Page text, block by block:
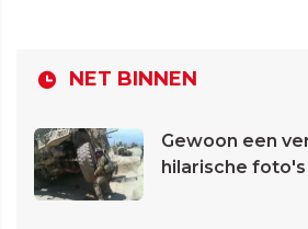
NET BINNEN
Gewoon een
hilarische